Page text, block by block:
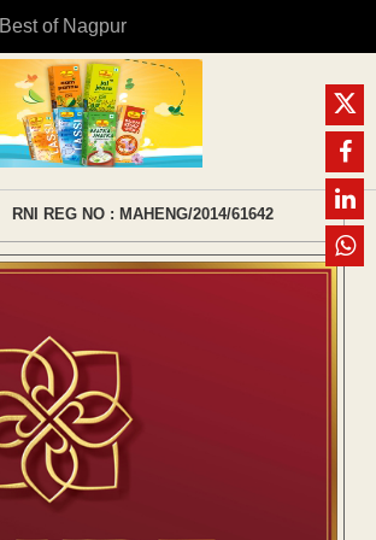
Best of Nagpur
RNI REG NO : MAHENG/2014/61642